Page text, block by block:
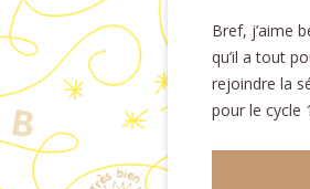
Bref, j’aime
qu’il a tout
rejoindre la
pour le cycle